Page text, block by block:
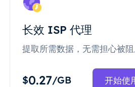
长效 ISP 代理
提取所需数据，无需担心被阻
$0.27/GB 开始使